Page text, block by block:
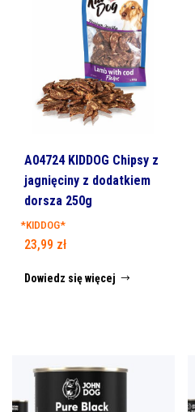
A04724 KIDDOG Chipsy z
jagnięciny z dodatkiem
dorsza 250g
*KIDDOG*
23,99 zł
Dowiedz się więcej